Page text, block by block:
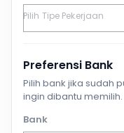
Preferensi Bank
Pilih bank jika sudah
ingin dibantu memilih.
Bank